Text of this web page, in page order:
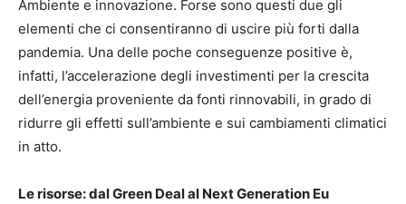
Ambiente e innovazione. Forse sono questi due gli
elementi che ci consentiranno di uscire più forti dalla
pandemia. Una delle poche conseguenze positive è,
infatti, l’accelerazione degli investimenti per la crescita
dell’energia proveniente da fonti rinnovabili, in grado di
ridurre gli effetti sull’ambiente e sui cambiamenti climatici
in atto.
Le risorse: dal Green Deal al Next Generation Eu